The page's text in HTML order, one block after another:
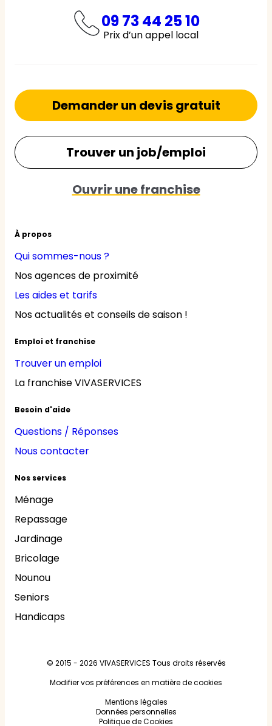
09 73 44 25 10
Prix d’un appel local
À propos
Qui sommes-nous ?
Nos agences de proximité
Les aides et tarifs
Nos actualités et conseils de saison !
Emploi et franchise
Trouver un emploi
La franchise VIVASERVICES
Besoin d'aide
Questions / Réponses
Nous contacter
Nos services
Ménage
Repassage
Jardinage
Bricolage
Nounou
Seniors
Handicaps
Demander un devis gratuit
Trouver un job/emploi
Ouvrir une franchise
© 2015 - 2026 VIVASERVICES Tous droits réservés
Modifier vos préférences en matière de cookies
Mentions légales
Données personnelles
Politique de Cookies